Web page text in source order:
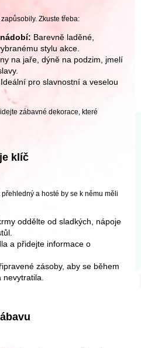
Zkuste třeba:
Barevně laděné,
stylu akce.
na jaře, dýně na podzim, jmelí
Ideální pro slavnostní a veselou
zábavné dekorace, které
klíč
a hosté by se k němu měli
oddělte od sladkých, nápoje
a přidejte informace o
zásoby, aby se během